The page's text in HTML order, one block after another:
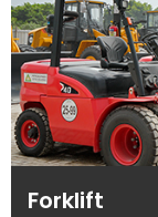
Forklift